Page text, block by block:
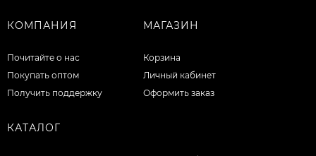
КОМПАНИЯ
Почитайте о нас
Покупать оптом
Получить поддержку
МАГАЗИН
Корзина
Личный кабинет
Оформить заказ
КАТАЛОГ